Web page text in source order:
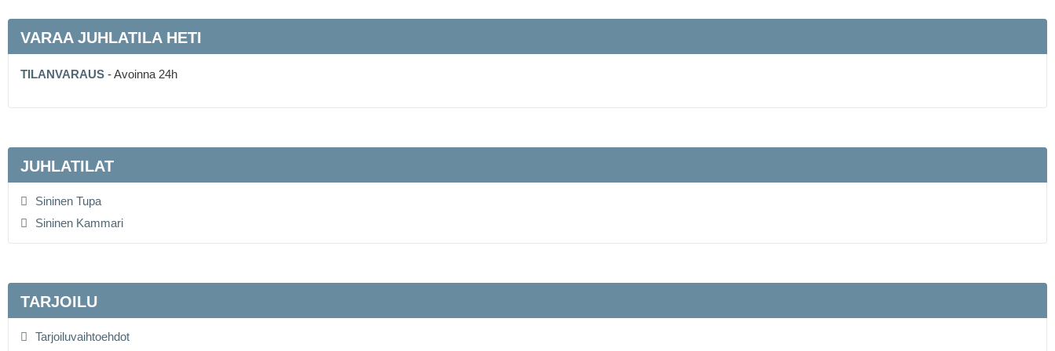
VARAA JUHLATILA HETI
TILANVARAUS - Avoinna 24h
JUHLATILAT
Sininen Tupa
Sininen Kammari
TARJOILU
Tarjoiluvaihtoehdot